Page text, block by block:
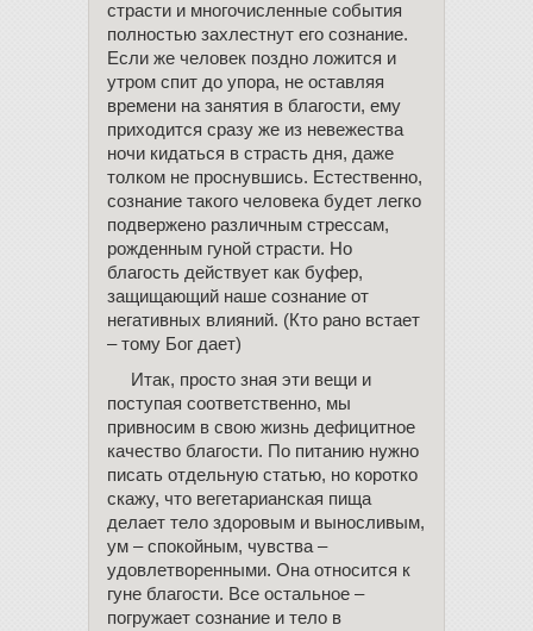
страсти и многочисленные события
полностью захлестнут его сознание.
Если же человек поздно ложится и
утром спит до упора, не оставляя
времени на занятия в благости, ему
приходится сразу же из невежества
ночи кидаться в страсть дня, даже
толком не проснувшись. Естественно,
сознание такого человека будет легко
подвержено различным стрессам,
рожденным гуной страсти. Но
благость действует как буфер,
защищающий наше сознание от
негативных влияний. (Кто рано встает
– тому Бог дает)
Итак, просто зная эти вещи и
поступая соответственно, мы
привносим в свою жизнь дефицитное
качество благости. По питанию нужно
писать отдельную статью, но коротко
скажу, что вегетарианская пища
делает тело здоровым и выносливым,
ум – спокойным, чувства –
удовлетворенными. Она относится к
гуне благости. Все остальное –
погружает сознание и тело в